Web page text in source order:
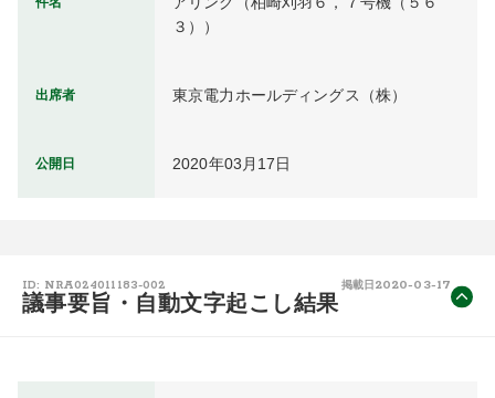
３））
出席者 東京電力ホールディングス（株）
公開日 2020年03月17日
ID: NRA024011183-002 掲載日 2020-03-17
議事要旨・自動文字起こし結果